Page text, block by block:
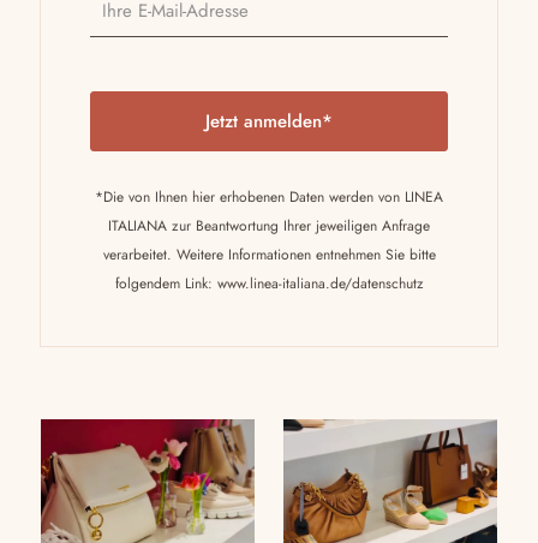
v
i
s
f
*Die von Ihnen hier erhobenen Daten werden von LINEA
ITALIANA zur Beantwortung Ihrer jeweiligen Anfrage
verarbeitet. Weitere Informationen entnehmen Sie bitte
folgendem Link: www.linea-italiana.de/datenschutz